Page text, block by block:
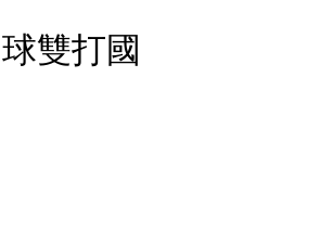
雙打國